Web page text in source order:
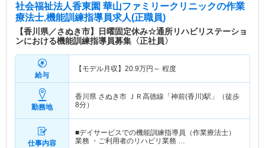
別養護老人ホーム、盲養護老人ホーム、軽費老人ホ
ームをはじめ種々の施設、事業を展開しています。
社会福祉法人香東園 華山ファミリークリニックの作業
療法士,機能訓練指導員求人(正職員)
【香川県／さぬき市】日曜固定休み☆通所リハビリステーショ
ンにおける機能訓練指導員募集〈正社員〉
給与
【モデル月収】 20.9万円～ 程度
勤務地
香川県 さぬき市
ＪＲ高徳線「神前(香川)駅」（徒歩
8分）
仕事内容
■デイサービスでの機能訓練指導員（作業療法士）
業務 ・ご利用者のリハビリ業務 …